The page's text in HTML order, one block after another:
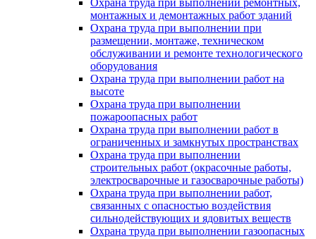
Охрана труда при выполнении ремонтных,
монтажных и демонтажных работ зданий
Охрана труда при выполнении при
размещении, монтаже, техническом
обслуживании и ремонте технологического
оборудования
Охрана труда при выполнении работ на
высоте
Охрана труда при выполнении
пожароопасных работ
Охрана труда при выполнении работ в
ограниченных и замкнутых пространствах
Охрана труда при выполнении
строительных работ (окрасочные работы,
электросварочные и газосварочные работы)
Охрана труда при выполнении работ,
связанных с опасностью воздействия
сильнодействующих и ядовитых веществ
Охрана труда при выполнении газоопасных